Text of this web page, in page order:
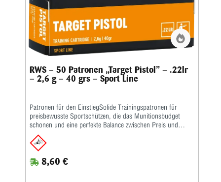
RWS – 50 Patronen „Target Pistol” – .22lr
– 2,6 g – 40 grs – Sport Line
Patronen für den EinstiegSolide Trainingspatronen für
preisbewusste Sportschützen, die das Munitionsbudget
schonen und eine perfekte Balance zwischen Preis und
Leistung bieten – speziell bei intensiven Schießeinheiten mit
hohen Schussfolgen.Die Merkmale auf einen Blick: Schnelle
Trainingspatrone • Präzise und zuverlässig • Die Patrone
funktioniert auch in kritischen Pistolen und • Halbautomaten
zuverlässig • Kaliber: .22 lang für Büchsen • Bleigeschoss,
8,60 €